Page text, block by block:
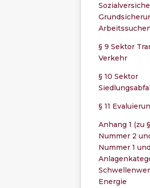
§ 9 Sektor
Verkehr
§ 10 Sektor
§ 11
Anhang 1 (zu
Nummer 2
Nummer 1
Energie